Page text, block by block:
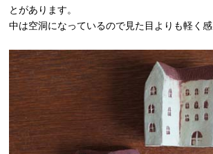
とがあります。
中は空洞になっているので見た目よりも軽く感